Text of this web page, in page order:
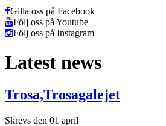
Gilla oss på Facebook
Följ oss på Youtube
Följ oss på Instagram
Latest news
Trosa,Trosagalejet
Skrevs den 01 april